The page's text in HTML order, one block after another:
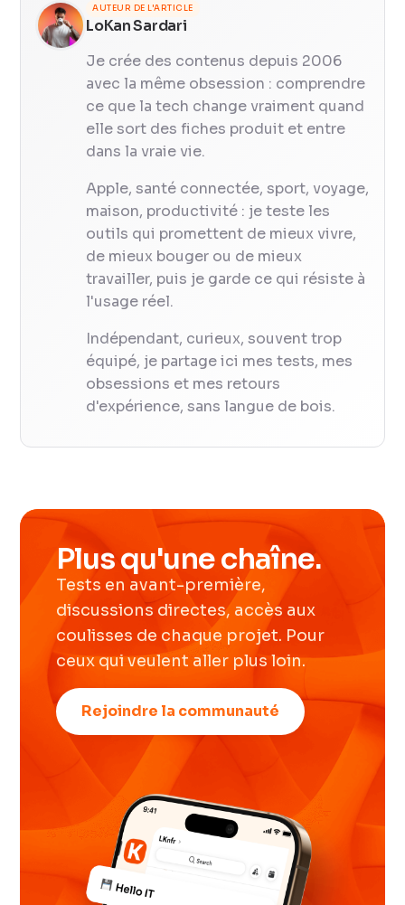
AUTEUR DE L'ARTICLE
LoKan Sardari
Je crée des contenus depuis 2006
avec la même obsession : comprendre
ce que la tech change vraiment quand
elle sort des fiches produit et entre
dans la vraie vie.
Apple, santé connectée, sport, voyage,
maison, productivité : je teste les
outils qui promettent de mieux vivre,
de mieux bouger ou de mieux
travailler, puis je garde ce qui résiste à
l'usage réel.
Indépendant, curieux, souvent trop
équipé, je partage ici mes tests, mes
obsessions et mes retours
d'expérience, sans langue de bois.
Plus qu'une chaîne.
Tests en avant-première,
discussions directes, accès aux
coulisses de chaque projet. Pour
ceux qui veulent aller plus loin.
Rejoindre la communauté